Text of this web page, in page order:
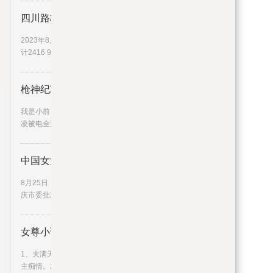
四川路桥：连续6日融资净偿还累
2023年8月25日四川路桥连续6日融资净偿还累
计2416 95万元
枪神纪凌被电全过程（枪神纪凌）
我是小前，我来为大家解答以上问题。枪神纪
凌被电全过程，枪神纪凌很多
中国女篮原主教练李亚光被开除党
8月25日，据重庆市纪委监委消息，日前，经重
庆市委批准，重庆市纪委监
女尊小说1女n男2（女尊小说1女n
1、夫满天下本文是女尊文，女主强大无赖，男
主痴情。2、男生子，稍带点